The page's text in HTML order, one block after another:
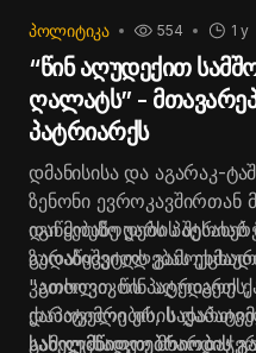
ᲞᲝᲚᲘᲢᲘᲙᲐ 1 y
554
“წინ აღუდექით
ღალატს” -
პატრიარქს
დმანისისა და აგარაკ-
ზენონი ევროკავშირთან
დაწყებაზე უარის
გადაწყვეტილებას
კათოლიკოს პატრიარქს,
ქართველი ერის
სახელმწიფოებრიობის
იგი მოუწოდებს
ზურაბიშვილს
"გთხოვთ წინ აღუდგეთ
დაპატიმრების,
სახელმწიფოებრიობის
გამოუცხადეთ